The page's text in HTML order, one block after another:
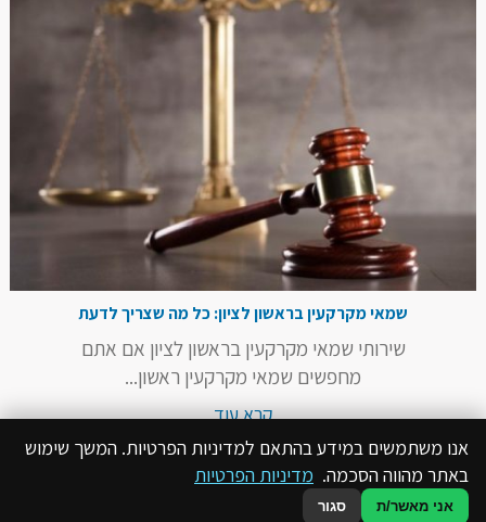
שמאי מקרקעין בראשון לציון: כל מה שצריך לדעת
שירותי שמאי מקרקעין בראשון לציון אם אתם
מחפשים שמאי מקרקעין ראשון...
קרא עוד
אנו משתמשים במידע בהתאם למדיניות הפרטיות. המשך שימוש
באתר מהווה הסכמה. מדיניות הפרטיות
אני מאשר/ת סגור